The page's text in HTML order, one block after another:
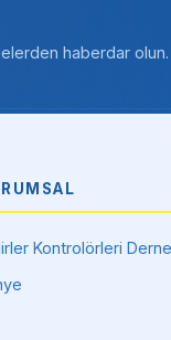
haberdar olun.
Kontrolörleri